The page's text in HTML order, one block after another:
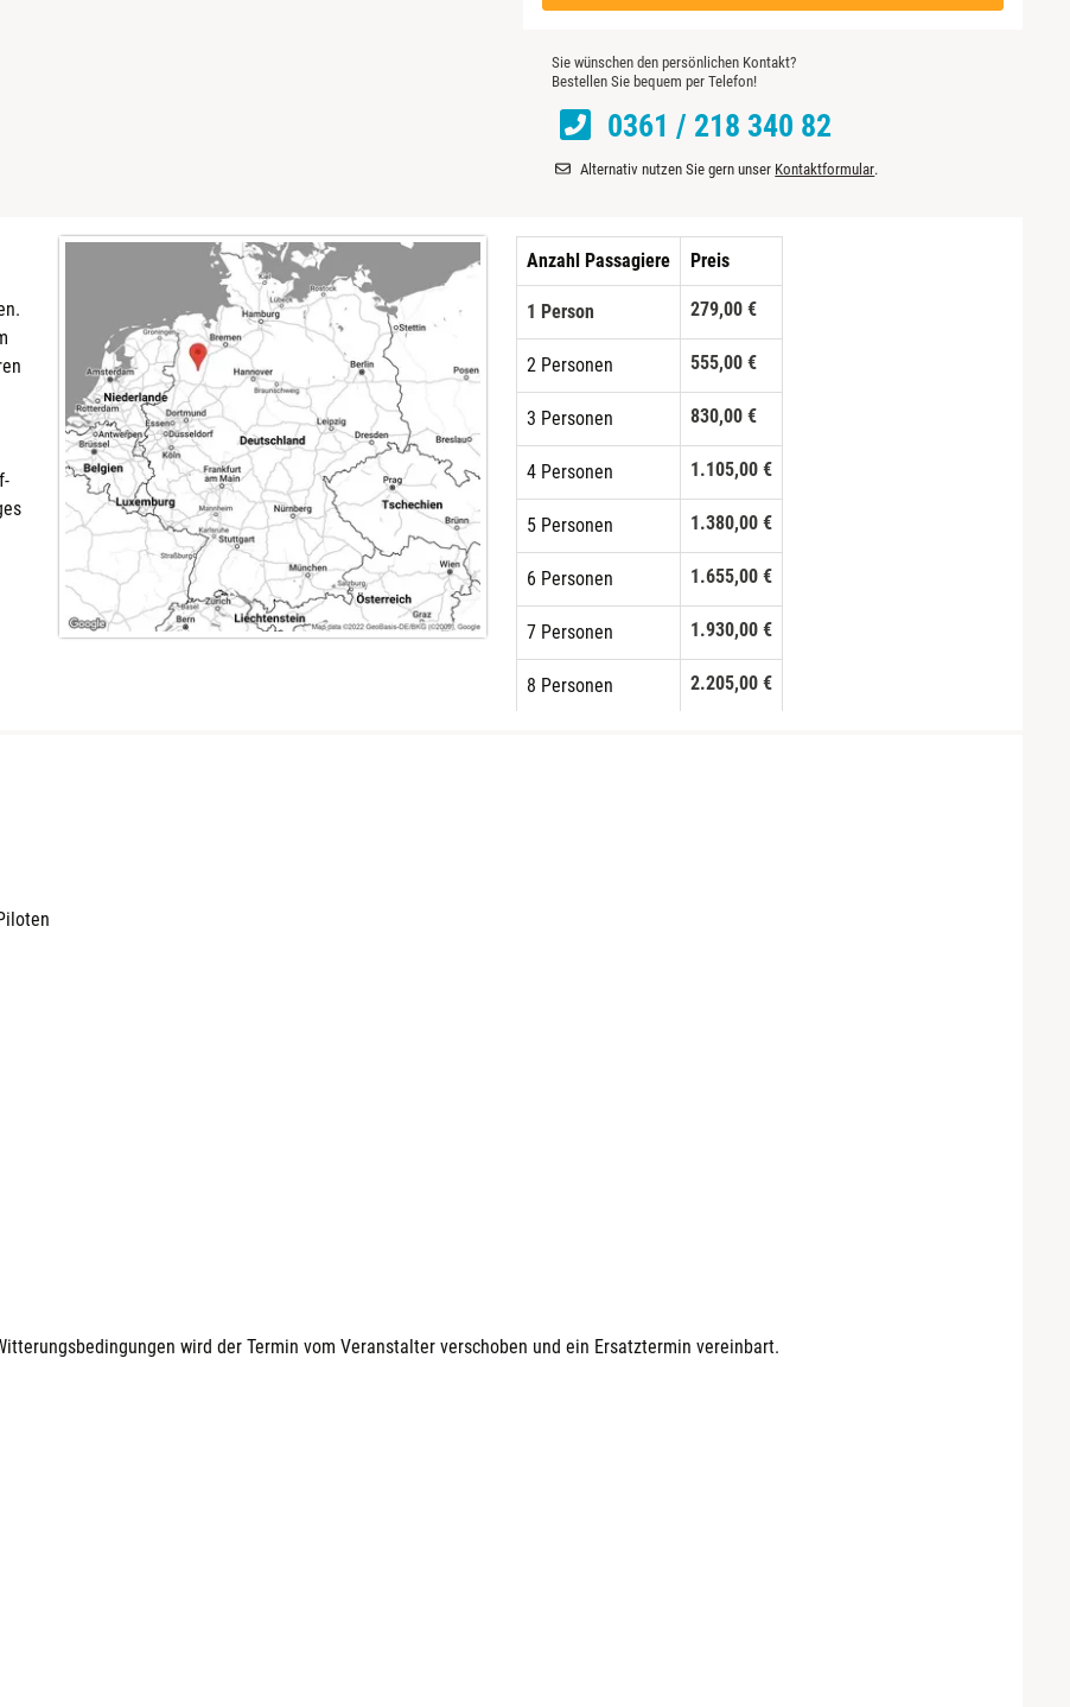
Sie wünschen den persönlichen Kontakt?
Bestellen Sie bequem per Telefon!
0361 / 218 340 82
Alternativ nutzen Sie gern unser Kontaktformular.
Anzahl Passagiere Preis
1 Person 279,00 €
2 Personen 555,00 €
3 Personen 830,00 €
4 Personen 1.105,00 €
5 Personen 1.380,00 €
6 Personen 1.655,00 €
7 Personen 1.930,00 €
8 Personen 2.205,00 €
wird der Termin vom Veranstalter verschoben und ein Ersatztermin vereinbart.